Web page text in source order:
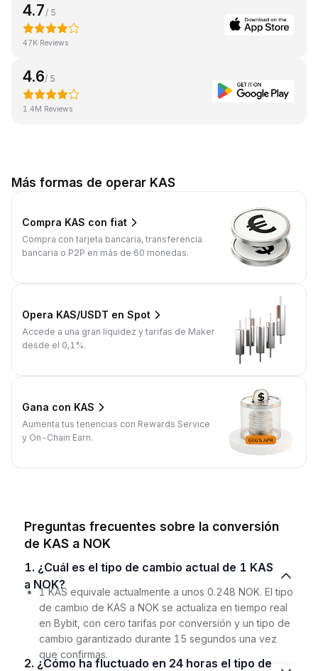
4.7 / 5
47K Reviews
4.6/ 5
1.4M Reviews
Más formas de operar KAS
Compra KAS con fiat
Compra con tarjeta bancaria, transferencia
bancaria o P2P en más de 60 monedas.
Opera KAS/USDT en Spot
Accede a una gran liquidez y tarifas de Maker
desde el 0,1%.
Gana con KAS
Aumenta tus tenencias con Rewards Service
y On-Chain Earn.
Preguntas frecuentes sobre la conversión
de KAS a NOK
1. ¿Cuál es el tipo de cambio actual de 1 KAS
a NOK?
1 KAS equivale actualmente a unos 0.248 NOK. El tipo
de cambio de KAS a NOK se actualiza en tiempo real
en Bybit, con cero tarifas por conversión y un tipo de
cambio garantizado durante 15 segundos una vez
que confirmas.
2. ¿Cómo ha fluctuado en 24 horas el tipo de